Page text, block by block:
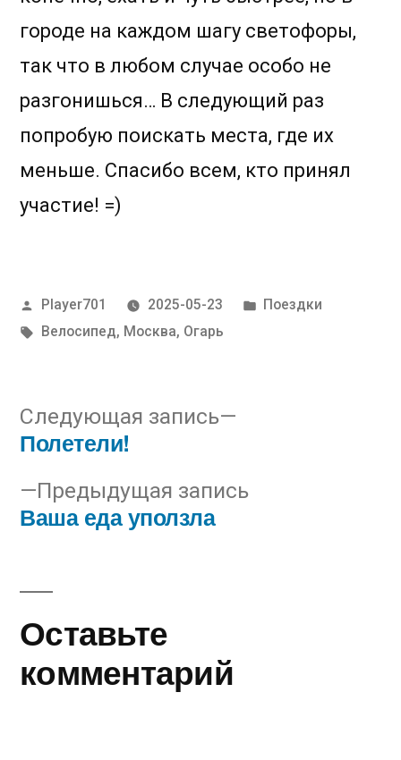
городе на каждом шагу светофоры,
так что в любом случае особо не
разгонишься… В следующий раз
попробую поискать места, где их
меньше. Спасибо всем, кто принял
участие! =)
Написано
автором
Player701 2025-05-23
Написано
Поездки
Метки:
Велосипед, Москва, Огарь
Навигация
по
записям
Предыдущая записьПредыдущая
Ваша еда уползла
Следующая запись
Полетели!
Оставьте
комментарий